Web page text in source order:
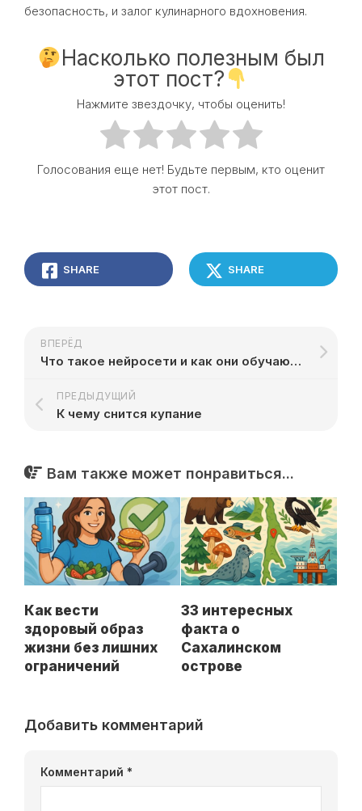
безопасность, и залог кулинарного вдохновения.
Насколько полезным был
этот пост?
Нажмите звездочку, чтобы оценить!
Голосования еще нет! Будьте первым, кто оценит
этот пост.
SHARE SHARE
ВПЕРЁД
Что такое нейросети и как они обучаются
ПРЕДЫДУЩИЙ
К чему снится купание
Вам также может понравиться...
Как вести
здоровый образ
жизни без лишних
ограничений
33 интересных
факта о
Сахалинском
острове
Добавить комментарий
Комментарий *